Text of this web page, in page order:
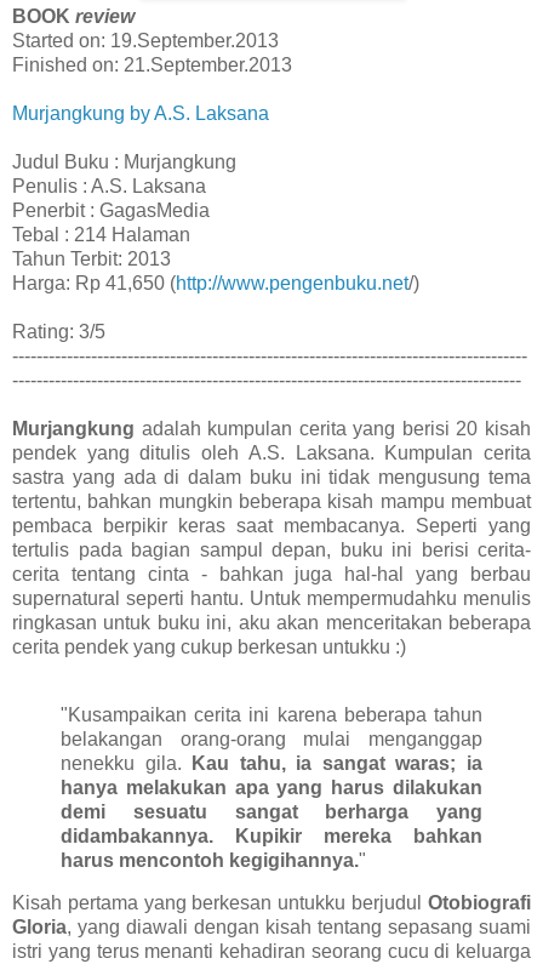
BOOK review
Started on: 19.September.2013
Finished on: 21.September.2013
Murjangkung by A.S. Laksana
Judul Buku : Murjangkung
Penulis : A.S. Laksana
Penerbit : GagasMedia
Tebal : 214 Halaman
Tahun Terbit: 2013
Harga: Rp 41,650 (http://www.pengenbuku.net/)
Rating: 3/5
-------------------------------------------------------------------------------------
------------------------------------------------------------------------------------
Murjangkung adalah kumpulan cerita yang berisi 20 kisah
pendek yang ditulis oleh A.S. Laksana. Kumpulan cerita
sastra yang ada di dalam buku ini tidak mengusung tema
tertentu, bahkan mungkin beberapa kisah mampu membuat
pembaca berpikir keras saat membacanya. Seperti yang
tertulis pada bagian sampul depan, buku ini berisi cerita-
cerita tentang cinta - bahkan juga hal-hal yang berbau
supernatural seperti hantu. Untuk mempermudahku menulis
ringkasan untuk buku ini, aku akan menceritakan beberapa
cerita pendek yang cukup berkesan untukku :)
"Kusampaikan cerita ini karena beberapa tahun
belakangan orang-orang mulai menganggap
nenekku gila.
Kau tahu, ia sangat waras; ia
hanya melakukan apa yang harus dilakukan
demi sesuatu sangat berharga yang
didambakannya. Kupikir mereka bahkan
harus mencontoh kegigihannya."
Kisah pertama yang berkesan untukku berjudul Otobiografi
Gloria, yang diawali dengan kisah tentang sepasang suami
istri yang terus menanti kehadiran seorang cucu di keluarga